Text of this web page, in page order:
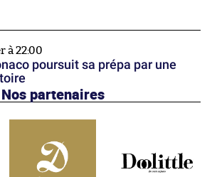
à 22:00
poursuit sa prépa par une
Nos partenaires